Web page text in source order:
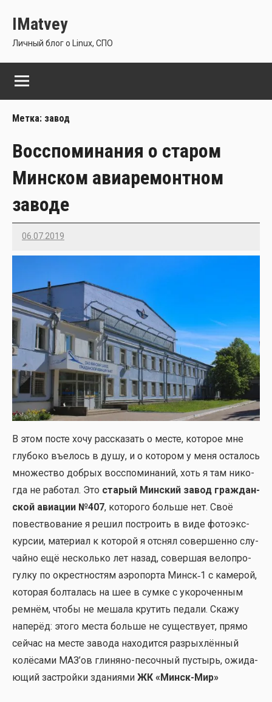
содержимому
IMatvey
Личный блог о Linux, СПО
Метка: завод
Восспоминания о старом
Минском авиаремонтном
заводе
06.07.2019
Imatvey
В этом посте хочу рас­ска­зать о месте, кото­рое мне
глу­бо­ко въелось в душу, и о кото­ром у меня оста­лось
мно­же­ство доб­рых вос­спо­ми­на­ний, хоть я там нико­
гда не рабо­тал. Это ста­рый Мин­ский завод граж­дан­
ской авиа­ции №407, кото­ро­го боль­ше нет. Своё
повест­во­ва­ние я решил постро­ить в виде фото­экс­
кур­сии, мате­ри­ал к кото­рой я отснял совер­шен­но слу­
чай­но ещё несколь­ко лет назад, совер­шая вело­про­
гул­ку по окрест­но­стям аэро­пор­та Минск‑1 с каме­рой,
кото­рая бол­та­лась на шее в сум­ке с уко­ро­чен­ным
рем­нём, что­бы не меша­ла кру­тить педа­ли. Ска­жу
напе­рёд: это­го места боль­ше не суще­ству­ет, пря­мо
сей­час на месте заво­да нахо­дит­ся раз­рых­лён­ный
колё­са­ми МАЗ’ов гли­ня­но-песоч­ный пустырь, ожи­да­
ю­щий застрой­ки зда­ни­я­ми ЖК «Минск-Мир»